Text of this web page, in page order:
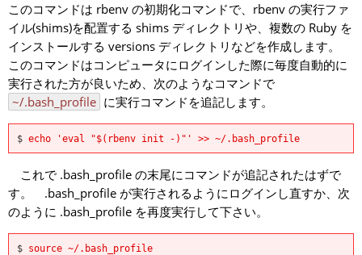
このコマンドは rbenv の初期化コマンドで、rbenv の実行ファ
イル(shims)を配置する shims ディレクトリや、複数の Ruby を
インストールする versions ディレクトリなどを作成します。
このコマンドはコンピュータにログインした際に毎度自動的に
実行された方が良いため、次のようなコマンドで
~/.bash_profile に実行コマンドを追記します。
$ echo 'eval "$(rbenv init -)"' >> ~/.bash_profile
これで .bash_profile の末尾にコマンドが追記されたはずで
す。 .bash_profile が実行されるようにログインし直すか、次
のように .bash_profile を再度実行して下さい。
$ source ~/.bash_profile